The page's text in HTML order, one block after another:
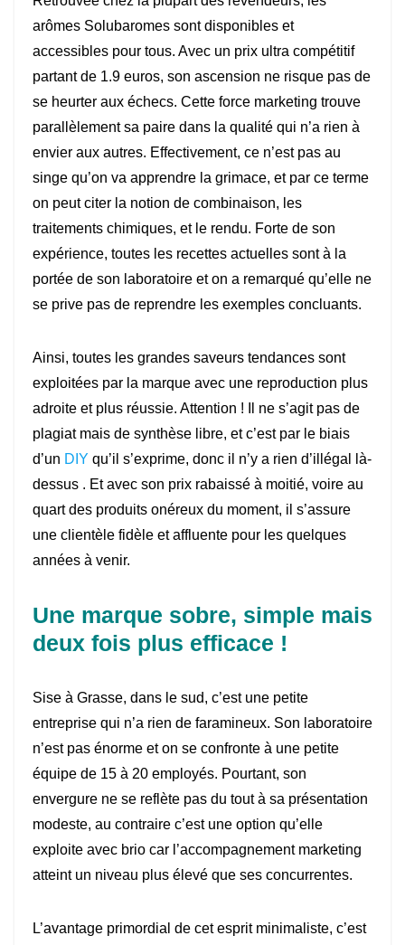
arômes Solubaromes sont disponibles et
accessibles pour tous. Avec un prix ultra compétitif
partant de 1.9 euros, son ascension ne risque pas de
se heurter aux échecs. Cette force marketing trouve
parallèlement sa paire dans la qualité qui n’a rien à
envier aux autres. Effectivement, ce n’est pas au
singe qu’on va apprendre la grimace, et par ce terme
on peut citer la notion de combinaison, les
traitements chimiques, et le rendu. Forte de son
expérience, toutes les recettes actuelles sont à la
portée de son laboratoire et on a remarqué qu’elle ne
se prive pas de reprendre les exemples concluants.
Ainsi, toutes les grandes saveurs tendances sont
exploitées par la marque avec une reproduction plus
adroite et plus réussie. Attention ! Il ne s’agit pas de
plagiat mais de synthèse libre, et c’est par le biais
d’un DIY qu’il s’exprime, donc il n’y a rien d’illégal là-
dessus . Et avec son prix rabaissé à moitié, voire au
quart des produits onéreux du moment, il s’assure
une clientèle fidèle et affluente pour les quelques
années à venir.
Une marque sobre, simple mais
deux fois plus efficace !
Sise à Grasse, dans le sud, c’est une petite
entreprise qui n’a rien de faramineux. Son laboratoire
n’est pas énorme et on se confronte à une petite
équipe de 15 à 20 employés. Pourtant, son
envergure ne se reflète pas du tout à sa présentation
modeste, au contraire c’est une option qu’elle
exploite avec brio car l’accompagnement marketing
atteint un niveau plus élevé que ses concurrentes.
L’avantage primordial de cet esprit minimaliste, c’est